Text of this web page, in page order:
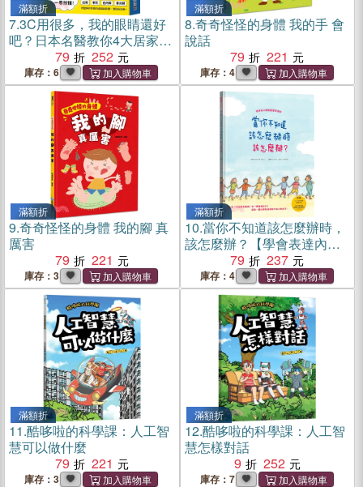
滿額折
7.3C用很多，我的眼睛還好
吧？日本名醫教你4大居家自
測Ｘ24種眼部問題全解
79 252
庫存：6
滿額折
8.奇奇怪怪的身體 我的手 會
說話
79
221
庫存：4
滿額折
9.奇奇怪怪的身體 我的腳 真
厲害
79
221
庫存：3
滿額折
10.當你不知道該怎麼辦時，
該怎麼辦？【學會表達內心
的感受】79 237
庫存：4
滿額折
11.酷哆啦的科學課：人工智
慧可以做什麼
79
221
庫存：3
滿額折
12.酷哆啦的科學課：人工智
慧怎樣對話
9
252
庫存：7